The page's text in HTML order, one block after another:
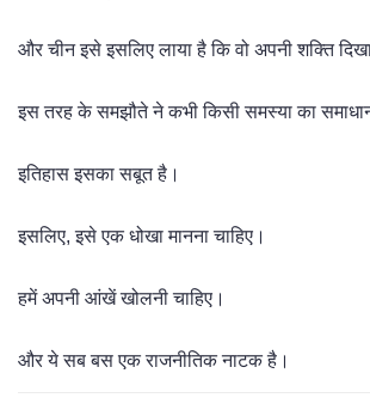
और चीन इसे इसलिए लाया है कि वो अपनी शक्ति
इस तरह के समझौते ने कभी किसी समस्या का
इतिहास इसका सबूत है।
इसलिए, इसे एक धोखा मानना चाहिए।
हमें अपनी आंखें खोलनी चाहिए।
और ये सब बस एक राजनीतिक नाटक है।